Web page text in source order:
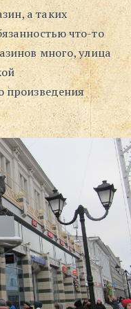
а таких
что-то
много, улица
произведения